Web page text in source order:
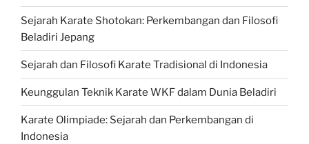
Sejarah Karate Shotokan: Perkembangan dan Filosofi
Beladiri Jepang
Sejarah dan Filosofi Karate Tradisional di Indonesia
Keunggulan Teknik Karate WKF dalam Dunia Beladiri
Karate Olimpiade: Sejarah dan Perkembangan di
Indonesia